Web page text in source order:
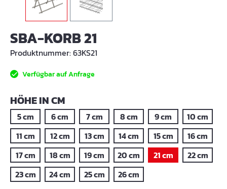
SBA-KORB 21
Produktnummer:63KS21
Verfügbar auf Anfrage
HÖHE IN CMAUSWÄHLEN
5 cm 6 cm 7 cm 8 cm 9 cm
10 cm
11 cm
12 cm 13 cm 14 cm 15 cm
16 cm
17 cm
18 cm 19 cm 20 cm 21 cm
22 cm
23 cm
24 cm 25 cm 26 cm